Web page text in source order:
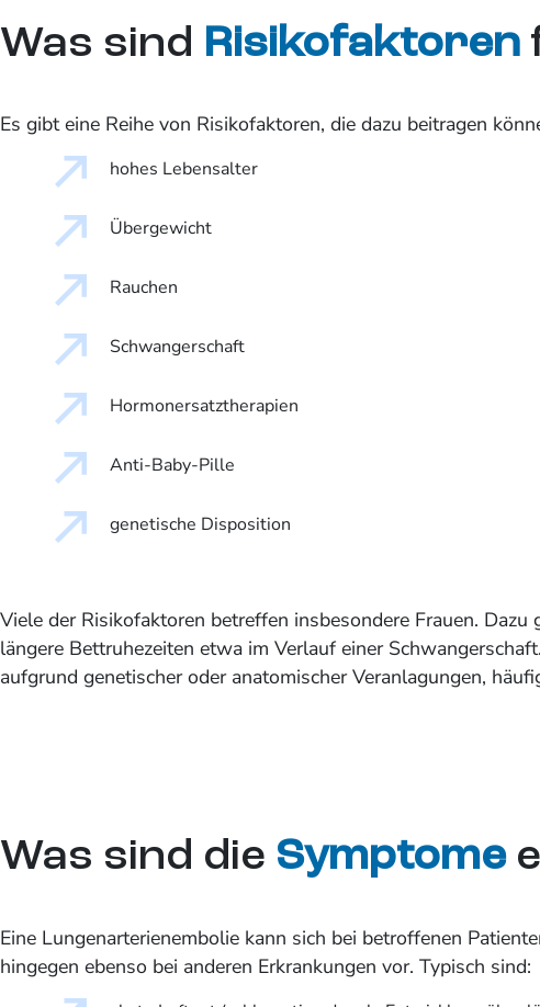
Was sind Risikofaktoren
Es gibt eine Reihe von Risikofaktoren, die dazu beitragen
hohes Lebensalter
Übergewicht
Rauchen
Schwangerschaft
Hormonersatztherapien
Anti-Baby-Pille
genetische Disposition
Viele der Risikofaktoren betreffen insbesondere Frauen.
längere Bettruhezeiten etwa im Verlauf einer
aufgrund genetischer oder anatomischer Veranlagungen,
Was sind die Symptome
Eine Lungenarterienembolie kann sich bei betroffenen
hingegen ebenso bei anderen Erkrankungen vor. Typisch sind: